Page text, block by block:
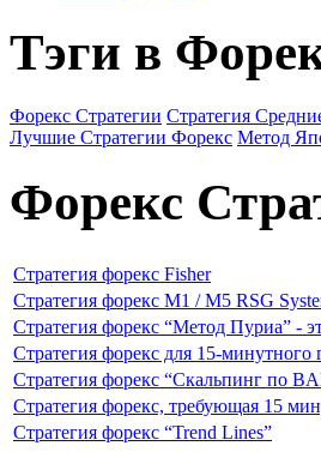
Тэги в
Форекс Стратегии Стратегия
Лучшие Стратегии Форекс Метод
Форекс
Стратегия форекс Fisher
Стратегия форекс M1 / M5 RSG
Стратегия форекс “Метод Пуриа” -
Стратегия форекс для 15-минутного
Стратегия форекс “Скальпинг по
Стратегия форекс, требующая 15
Стратегия форекс “Trend Lines”